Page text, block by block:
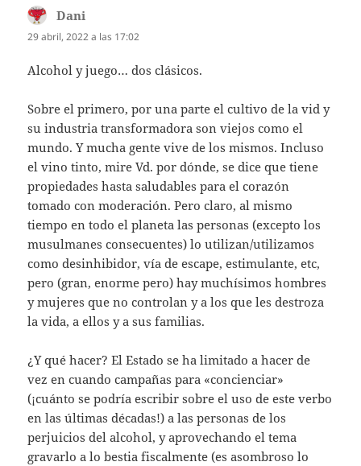
Dani
29 abril, 2022 a las 17:02
Alcohol y juego… dos clásicos.
Sobre el primero, por una parte el cultivo de la vid y
su industria transformadora son viejos como el
mundo. Y mucha gente vive de los mismos. Incluso
el vino tinto, mire Vd. por dónde, se dice que tiene
propiedades hasta saludables para el corazón
tomado con moderación. Pero claro, al mismo
tiempo en todo el planeta las personas (excepto los
musulmanes consecuentes) lo utilizan/utilizamos
como desinhibidor, vía de escape, estimulante, etc,
pero (gran, enorme pero) hay muchísimos hombres
y mujeres que no controlan y a los que les destroza
la vida, a ellos y a sus familias.
¿Y qué hacer? El Estado se ha limitado a hacer de
vez en cuando campañas para «concienciar»
(¡cuánto se podría escribir sobre el uso de este verbo
en las últimas décadas!) a las personas de los
perjuicios del alcohol, y aprovechando el tema
gravarlo a lo bestia fiscalmente (es asombroso lo